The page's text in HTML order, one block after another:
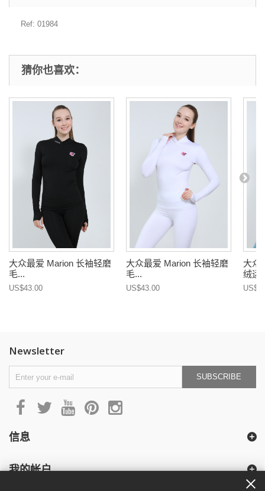
Ref: 01984
猜你也喜欢：
大众最爱 Marion 长袖轻磨
毛...
US$43.00
大众最爱 Marion 长袖轻磨
毛...
US$43.00
大众
绒运
Newsletter
SUBSCRIBE
信息
我的帐户